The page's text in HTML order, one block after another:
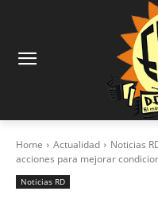
Home Actualidad Noticias
acciones para mejorar
Noticias RD